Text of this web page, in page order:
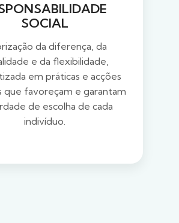
SOCIAL
da diferença, da
e da flexibilidade,
em práticas e acções
que favoreçam e garantam
de escolha de cada
indivíduo.